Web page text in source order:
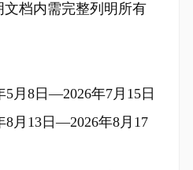
档内需完整列明所有
月8日—2026年7月15日
月13日—2026年8月17